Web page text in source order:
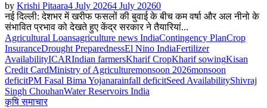
by Krishi Pitaara4 July 20264 July 20260
नई दिल्ली: देशभर में खरीफ फसलों की बुवाई के बीच कम वर्षा और अल नीनो के
संभावित प्रभाव को देखते हुए केंद्र सरकार ने तैयारियां...
Agricultural Loansagriculture news IndiaContingency PlanCrop
InsuranceDrought PreparednessEl Nino IndiaFertilizer
AvailabilityICARIndian farmersKharif CropKharif sowingKisan
Credit CardMinistry of Agriculturemonsoon 2026monsoon
deficitPM Fasal Bima Yojanarainfall deficitSeed AvailabilityShivraj
Singh ChouhanWater Reservoirs India
कृषि समाचार